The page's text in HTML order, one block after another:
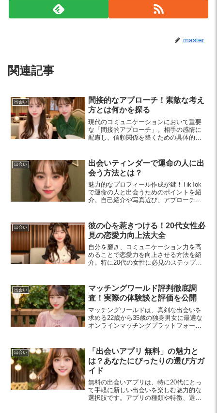
master
関連記事
出会い
間接的なアプローチ！素敵な考え
方とは何かを探る
現代のコミュニケーションにおいて重要
な「間接的アプローチ」。相手の感情に
配慮し、信頼関係を築くための具体的な
容です。
出会い
出会いティンダーで運命の人に出
会う方法とは？
魅力的なプロフィール作成が鍵！TikTok
で運命の人と出会うためのポイントを紹
介。自己紹介や写真選び、アプローチ方
出会い
彼の心を惹きつける！20代女性必
見の恋愛力向上法大全
自分を磨き、コミュニケーション力を高
めることで恋愛力を向上させる方法を紹
介。特に20代の女性に必見のステップ
出会い
マッチングワールド評判徹底調
査！実際の体験談と評価を公開
マッチングワールドは、真剣な出会いを
求める22歳から35歳の独身男女に最適な
オンラインマッチングプラットフォーム
ます。
出会い
「出会いアプリ 無料」の魅力と
は？あなたにぴったりの選び方ガ
イド
無料の出会いアプリは、特に20代にとっ
て手軽に新しい出会いを楽しむ魅力的な
選択肢です。アプリの種類や特徴、選ぶ